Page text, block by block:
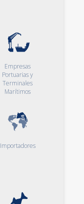
Empresas
Portuarias y
Terminales
Marítimos
Importadores